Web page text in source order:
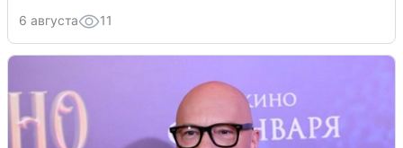
6 августа 11